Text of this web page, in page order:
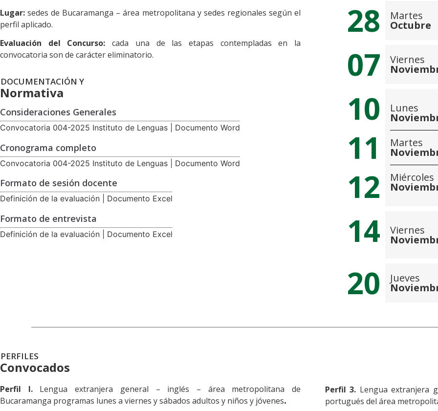
Lugar:sedes de Bucaramanga – área metropolitana y sedes regionales según el
perfil aplicado.
Evaluación del Concurso:cada una de las etapas contempladas en la
convocatoria son de carácter eliminatorio.
DOCUMENTACIÓN Y
Normativa
Consideraciones Generales
Convocatoria 004-2025 Instituto de Lenguas | Documento Word
Cronograma completo
Convocatoria 004-2025 Instituto de Lenguas | Documento Word
Formato de sesión docente
Definición de la evaluación | Documento Excel
Formato de entrevista
Definición de la evaluación | Documento Excel
28 Martes
Octubre
07 Viernes
10
11
12
Lunes
Martes
Miércoles
14 Viernes
20 Jueves
PERFILES
Convocados
Perfil I. Lengua extranjera general – inglés – área metropolitana de
Bucaramanga programas lunes a viernes y sábados adultos y niños y jóvenes.
Perfil 3. Lengua extranjera
portugués del área